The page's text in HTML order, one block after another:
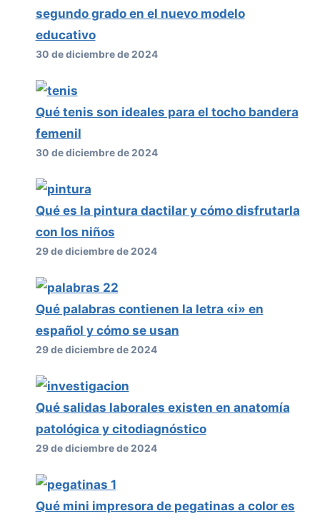
segundo grado en el nuevo modelo
educativo
30 de diciembre de 2024
Qué tenis son ideales para el tocho bandera
femenil
30 de diciembre de 2024
Qué es la pintura dactilar y cómo disfrutarla
con los niños
29 de diciembre de 2024
Qué palabras contienen la letra «i» en
español y cómo se usan
29 de diciembre de 2024
Qué salidas laborales existen en anatomía
patológica y citodiagnóstico
29 de diciembre de 2024
Qué mini impresora de pegatinas a color es